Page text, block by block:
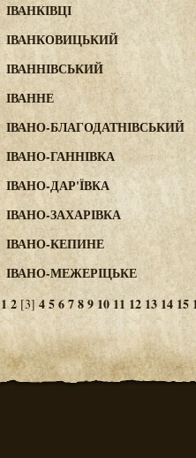
ІВАНКІВЦІ
ІВАНКОВИЦЬКИЙ
ІВАННІВСЬКИЙ
ІВАННЕ
ІВАНО-БЛАГОДАТНІВСЬКИЙ
ІВАНО-ГАННІВКА
ІВАНО-ДАР'ЇВКА
ІВАНО-ЗАХАРІВКА
ІВАНО-КЕПИНЕ
ІВАНО-МЕЖЕРІЦЬКЕ
1 2 [3] 456789 10 11 12 13 14 15